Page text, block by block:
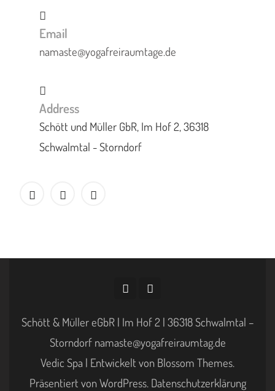
Email
namaste@yogafreiraumtage.de
Address
Schött und Müller GbR, Im Hof 2, 36318
Schwalmtal - Storndorf
Schött & Müller eGbR | Im Hof 2 | 36318 Schwalmtal –
Storndorf namaste@yogafreiraumtag.de
Vedic Spa | Entwickelt von Blossom Themes.
Präsentiert von WordPress. Datenschutzerklärung